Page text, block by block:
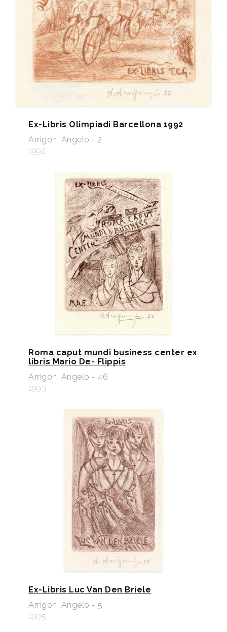
Ex-Libris Olimpiadi Barcellona 1992
Arrigoni Angelo - 2
1992
Roma caput mundi business center ex
libris Mario De- Flippis
Arrigoni Angelo - 46
1993
Ex-Libris Luc Van Den Briele
Arrigoni Angelo - 5
1995